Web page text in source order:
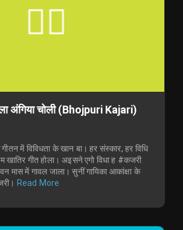
अंगिया चोली (Bhojpuri Kajari)
में विविधता के खान बा। हर संस्कार, हर विधि
खातिर गीत होला। अइसने एगो विधा ह #कजरी
मास में गावल जाला। सुनीं गायिका आकांक्षा के
Read More